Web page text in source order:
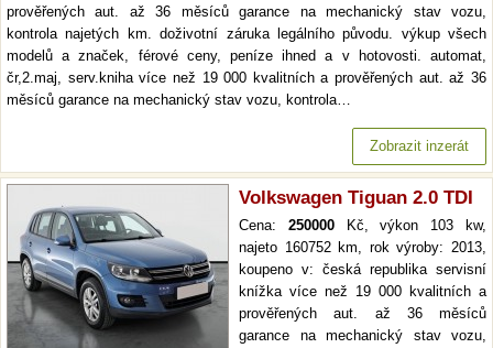
prověřených aut. až 36 měsíců garance na mechanický stav vozu,
kontrola najetých km. doživotní záruka legálního původu. výkup všech
modelů a značek, férové ceny, peníze ihned a v hotovosti. automat,
čr,2.maj, serv.kniha více než 19 000 kvalitních a prověřených aut. až 36
měsíců garance na mechanický stav vozu, kontrola…
Zobrazit inzerát
Volkswagen Tiguan 2.0 TDI
Cena: 250000Kč, výkon 103 kw,
najeto 160752 km, rok výroby: 2013,
koupeno v: česká republika servisní
knížka více než 19 000 kvalitních a
prověřených aut. až 36 měsíců
garance na mechanický stav vozu,